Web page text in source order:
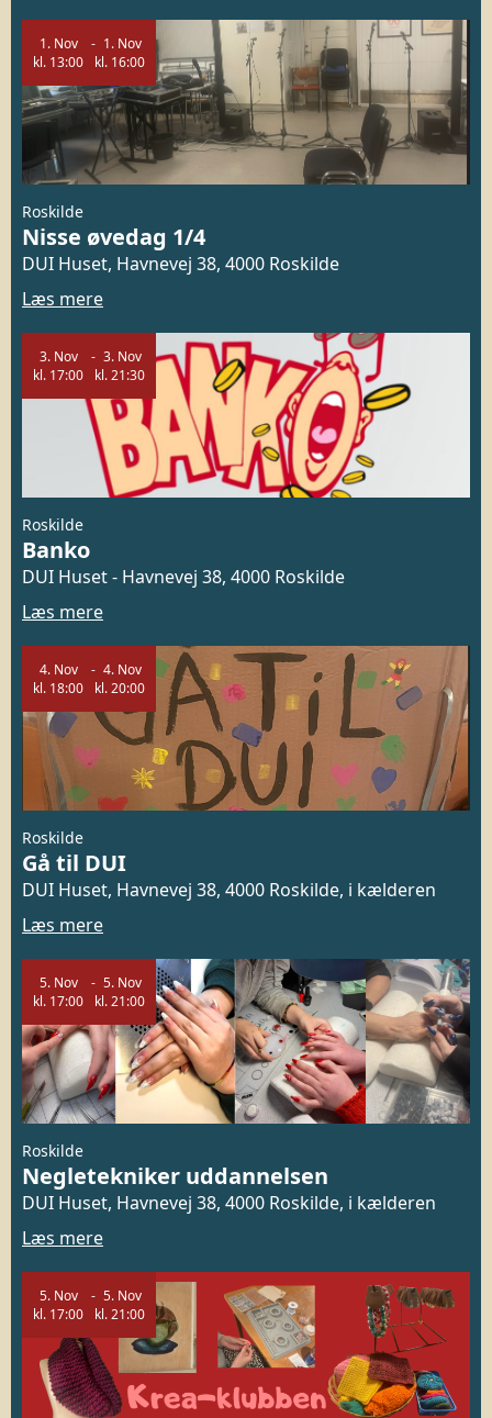
1. Nov
kl. 13:00
1. Nov
kl. 16:00
Roskilde
Nisse øvedag 1/4
DUI Huset, Havnevej 38, 4000 Roskilde
Læs mere
3. Nov
kl. 17:00
3. Nov
kl.21:30
Roskilde
Banko
DUI Huset - Havnevej 38, 4000 Roskilde
Læs mere
4. Nov
kl. 18:00
4. Nov
kl.20:00
Roskilde
Gå til DUI
DUI Huset, Havnevej 38, 4000 Roskilde, i kælderen
Læs mere
5. Nov
kl. 17:00
5. Nov
kl.21:00
Roskilde
Negletekniker uddannelsen
DUI Huset, Havnevej 38, 4000 Roskilde, i kælderen
Læs mere
5. Nov
kl. 17:00
5. Nov
kl.21:00